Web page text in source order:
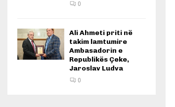
0
Ali Ahmeti priti në
takim lamtumire
Ambasadorin e
Republikës Çeke,
Jaroslav Ludva
0